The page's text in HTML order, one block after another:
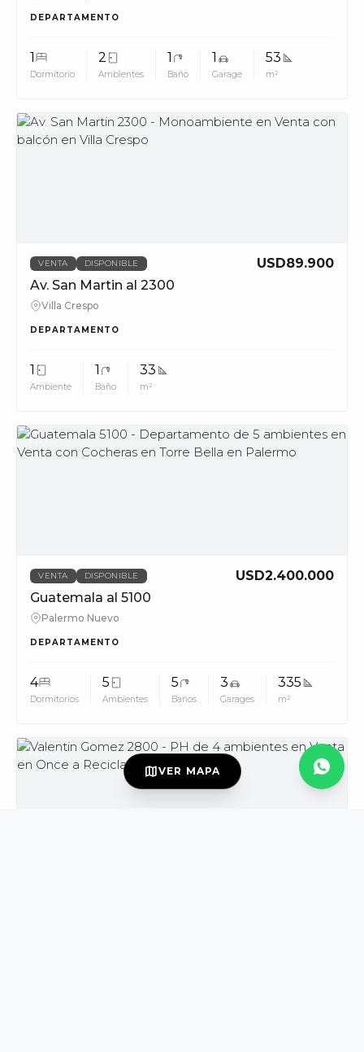
DEPARTAMENTO
1
Dormitorio
2
Ambientes
1
Baño
1
Garage
53
m²
MUV
VENTA DISPONIBLE
USD89.900
Av. San Martin al 2300
Villa Crespo
DEPARTAMENTO
1
Ambiente
1
Baño
33
m²
MUV
VENTA DISPONIBLE
USD2.400.000
Guatemala al 5100
Palermo Nuevo
DEPARTAMENTO
4
Dormitorios
5
Ambientes
5
Baños
3
Garages
335
m²
MUV
mapVER MAPA